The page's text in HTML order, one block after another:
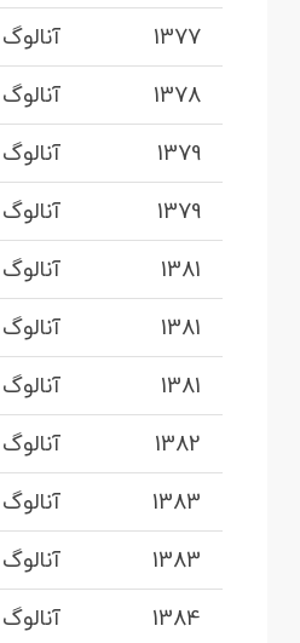
1377
آنالوگ
1378
آنالوگ
1379
آنالوگ
1379
آنالوگ
1381
آنالوگ
1381
آنالوگ
1381
آنالوگ
1382
آنالوگ
1383
آنالوگ
1383
آنالوگ
1384
آنالوگ